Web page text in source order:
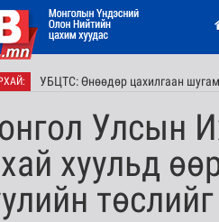
УБЦТС: Өнөөдөр цахилгаан шугам
Улсын
хуульд